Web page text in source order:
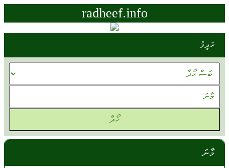
radheef.info
ރަދީފު
މާނަ